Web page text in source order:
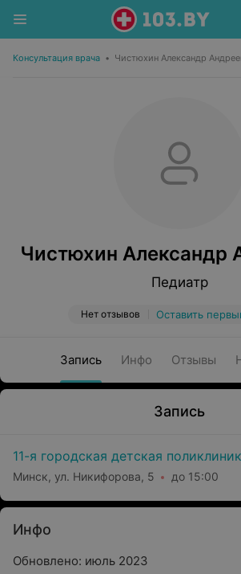
Консультация врача • Чистюхин Александр
Чистюхин Александр
Педиатр
Нет отзывов Оставить
Запись Инфо Отзывы
Запись
11-я городская детская
Минск, ул. Никифорова, 5 до 15:00
Инфо
Обновлено: июль 2023